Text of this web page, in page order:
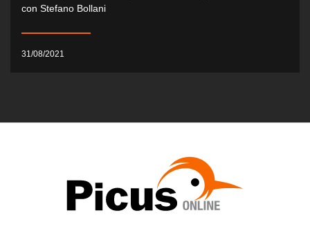
con Stefano Bollani
31/08/2021